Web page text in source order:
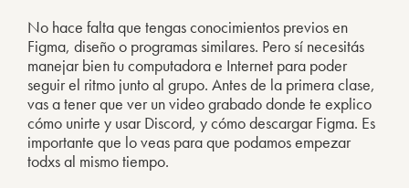
No hace falta que tengas conocimientos previos en
Figma, diseño o programas similares. Pero sí necesitás
manejar bien tu computadora e Internet para poder
seguir el ritmo junto al grupo. Antes de la primera clase,
vas a tener que ver un video grabado donde te explico
cómo unirte y usar Discord, y cómo descargar Figma. Es
importante que lo veas para que podamos empezar
todxs al mismo tiempo.